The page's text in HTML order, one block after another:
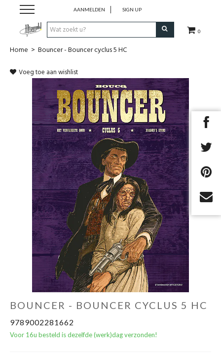
0
AANMELDEN SIGN UP
Strips
Comics
Nieuwsberichten
Pre release
Cadeaubon
RPG Sale
Home > Bouncer - Bouncer cyclus 5 HC
Voeg toe aan wishlist
BOUNCER - BOUNCER CYCLUS 5 HC
9789002281662
Voor 16u besteld is dezelfde (werk)dag verzonden!